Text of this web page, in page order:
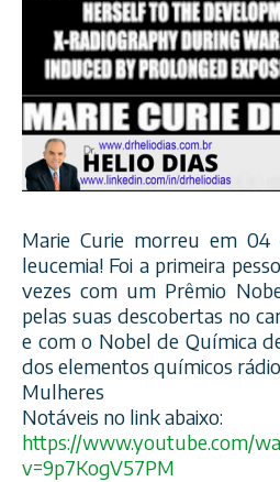
Marie Curie morreu em
leucemia! Foi a primeira
vezes com um Prêmio
pelas suas descobertas no
e com o Nobel de Química
dos elementos químicos
Mulheres
Notáveis no link abaixo:
https://www.youtube.com/
v=9p7KogV57PM